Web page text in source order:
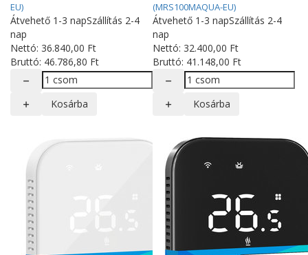
EU)
Átvehető 1-3 napSzállítás 2-4
nap
Nettó: 36.840,00 Ft
Bruttó: 46.786,80 Ft
Kosárba
(MRS100MAQUA-EU)
Átvehető 1-3 napSzállítás 2-4
nap
Nettó: 32.400,00 Ft
Bruttó: 41.148,00 Ft
Kosárba